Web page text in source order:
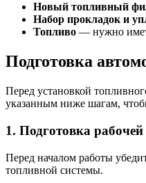
Новый топливный
Набор прокладок и
Топливо — нужно
Подготовка
Перед установкой
указанным ниже шагам,
1. Подготовка
Перед началом работы
топливной системы.